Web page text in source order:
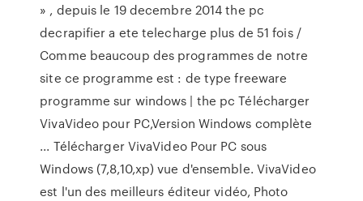
» , depuis le 19 decembre 2014 the pc
decrapifier a ete telecharge plus de 51 fois /
Comme beaucoup des programmes de notre
site ce programme est : de type freeware
programme sur windows | the pc Télécharger
VivaVideo pour PC,Version Windows complète
... Télécharger VivaVideo Pour PC sous
Windows (7,8,10,xp) vue d'ensemble. VivaVideo
est l'un des meilleurs éditeur vidéo, Photo